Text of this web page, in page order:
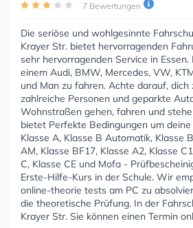
7 Bewertungen
Die seriöse und wohlgesinnte
Krayer Str. bietet hervorragenden
sehr hervorragenden Service in
einem Audi, BMW, Mercedes, VW,
und Man zu fahren. Achte darauf, dich
zahlreiche Personen und geparkte
Wohnstraßen gehen, fahren und
bietet Perfekte Bedingungen um deine
Klasse A, Klasse B Automatik, Klasse
AM, Klasse BF17, Klasse A2, Klasse
C, Klasse CE und Mofa -
Erste-Hilfe-Kurs in der Schule. Wir
online-theorie tests am PC zu
die theoretische Prüfung. In der
Krayer Str. Sie können einen Termin